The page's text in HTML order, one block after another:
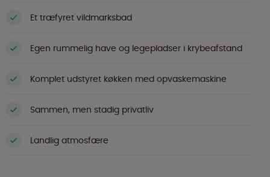
Et træfyret vildmarksbad
Egen rummelig have og legepladser i krybeafstand
Komplet udstyret køkken med opvaskemaskine
Sammen, men stadig privatliv
Landlig atmosfære